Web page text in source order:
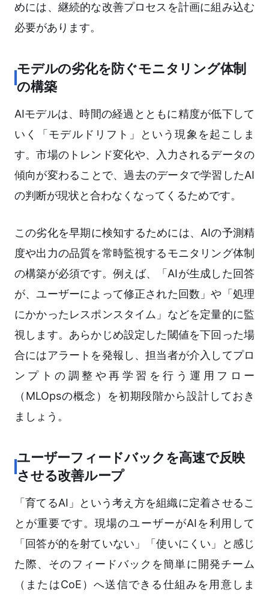
めには、継続的な改善プロセスを計画に組み込む
必要があります。
モデルの劣化を防ぐモニタリング体制
の構築
AIモデルは、時間の経過とともに精度が低下して
いく「モデルドリフト」という現象を起こしま
す。市場のトレンド変化や、入力されるデータの
傾向が変わることで、過去のデータで学習したAI
の判断が現状と合わなくなってくるためです。
この劣化を早期に検知するためには、AIの予測精
度や出力の品質を常時監視するモニタリング体制
の構築が必須です。例えば、「AIが生成した回答
が、ユーザーによって修正された回数」や「処理
にかかったレスポンスタイム」などを定量的に監
視します。あらかじめ設定した閾値を下回った場
合にはアラートを発報し、担当者が介入してプロ
ンプトの調整や再学習を行う運用フロー
（MLOpsの概念）を初期段階から設計しておき
ましょう。
ユーザーフィードバックを高速で反映
させる改善ループ
「育てるAI」という考え方を組織に定着させるこ
とが重要です。現場のユーザーがAIを利用して
「回答が的を射ていない」「使いにくい」と感じ
た際、そのフィードバックを簡単に開発チーム
（またはCoE）へ送信できる仕組みを用意しま